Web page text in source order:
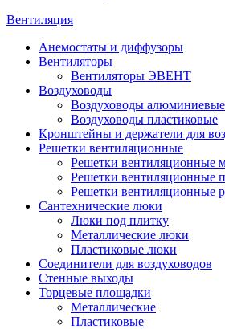
Вентиляция
Анемостаты и диффузоры
Вентиляторы
Вентиляторы ЭВЕНТ
Воздуховоды
Воздуховоды
Воздуховоды пластиковые
Кронштейны и держатели для
Решетки вентиляционные
Решетки вентиляционные
Решетки вентиляционные
Решетки вентиляционные
Сантехнические люки
Люки под плитку
Металлические люки
Пластиковые люки
Соединители для воздуховодов
Стенные выходы
Торцевые площадки
Металлические
Пластиковые